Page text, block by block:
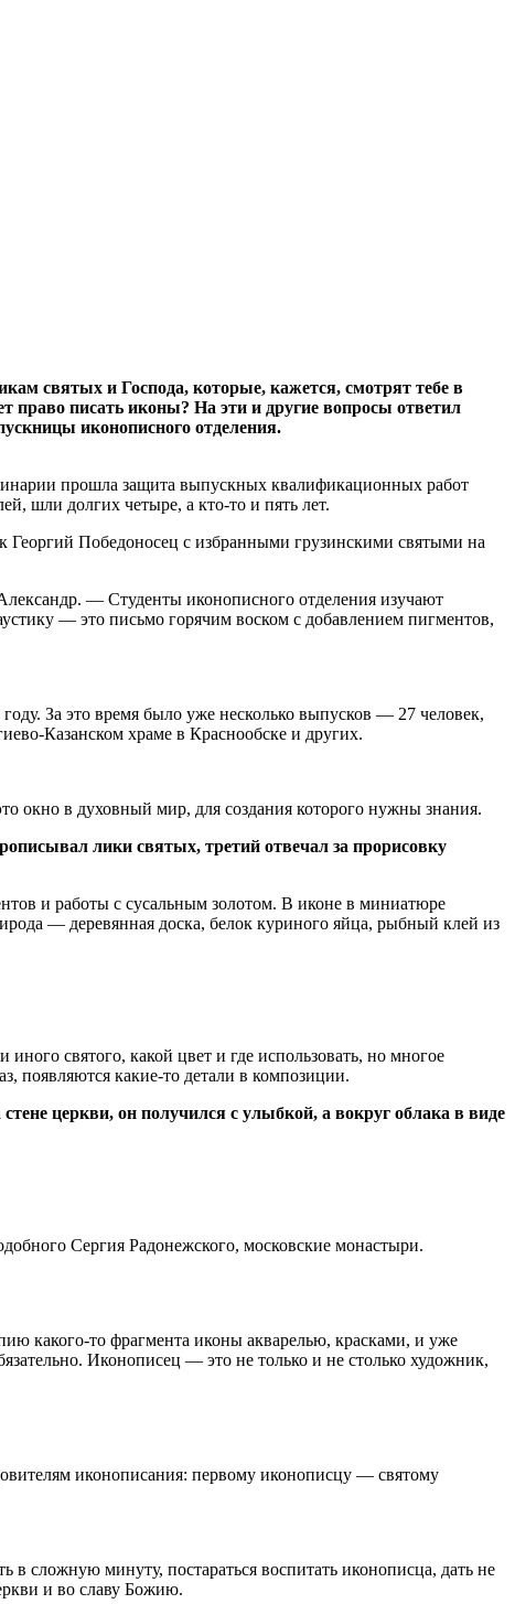
святых и Господа, которые, кажется, смотрят тебе в
право писать иконы? На эти и другие вопросы ответил
иконописного отделения.
прошла защита выпускных квалификационных работ
шли долгих четыре, а кто-то и пять лет.
Победоносец с избранными грузинскими святыми на
— Студенты иконописного отделения изучают
— это письмо горячим воском с добавлением пигментов,
За это время было уже несколько выпусков — 27 человек,
Казанском храме в Краснообске и других.
окно в духовный мир, для создания которого нужны знания.
лики святых, третий отвечал за прорисовку
и работы с сусальным золотом. В иконе в миниатюре
— деревянная доска, белок куриного яйца, рыбный клей из
святого, какой цвет и где использовать, но многое
появляются какие-то детали в композиции.
церкви, он получился с улыбкой, а вокруг облака в виде
Сергия Радонежского, московские монастыри.
какого-то фрагмента иконы акварелью, красками, и уже
Иконописец — это не только и не столько художник,
иконописания: первому иконописцу — святому
сложную минуту, постараться воспитать иконописца, дать не
и во славу Божию.